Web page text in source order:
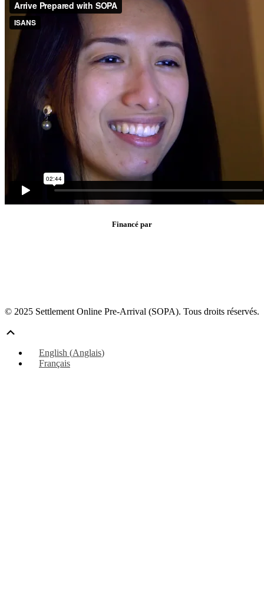
Financé par
© 2025 Settlement Online Pre-Arrival (SOPA). Tous droits réservés.
le
haut
English (Anglais)
Français